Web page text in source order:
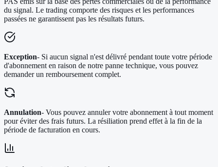
du signal. Le trading comporte des risques et les performances
passées ne garantissent pas les résultats futurs.
Exception- Si aucun signal n'est délivré pendant toute votre période
d'abonnement en raison de notre panne technique, vous pouvez
demander un remboursement complet.
Annulation- Vous pouvez annuler votre abonnement à tout moment
pour éviter des frais futurs. La résiliation prend effet à la fin de la
période de facturation en cours.